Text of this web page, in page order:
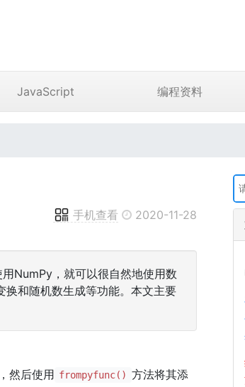
JavaScript 编程资料
手机查看 2020-11-28
NumPy，就可以很自然地使用数
和随机数生成等功能。本文主要
然后使用 frompyfunc() 方法将其添